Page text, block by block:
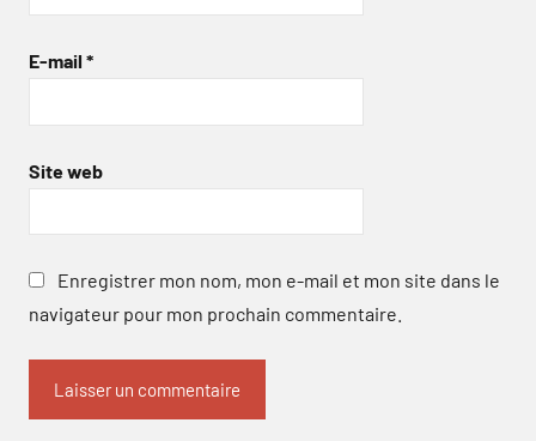
E-mail *
Site web
Enregistrer mon nom, mon e-mail et mon site dans le
navigateur pour mon prochain commentaire.